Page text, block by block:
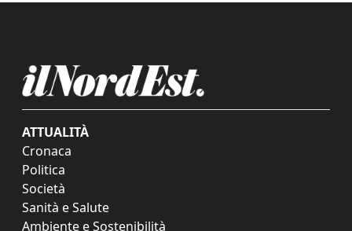
ATTUALITÀ
Cronaca
Politica
Società
Sanità e Salute
Ambiente e Sostenibilità